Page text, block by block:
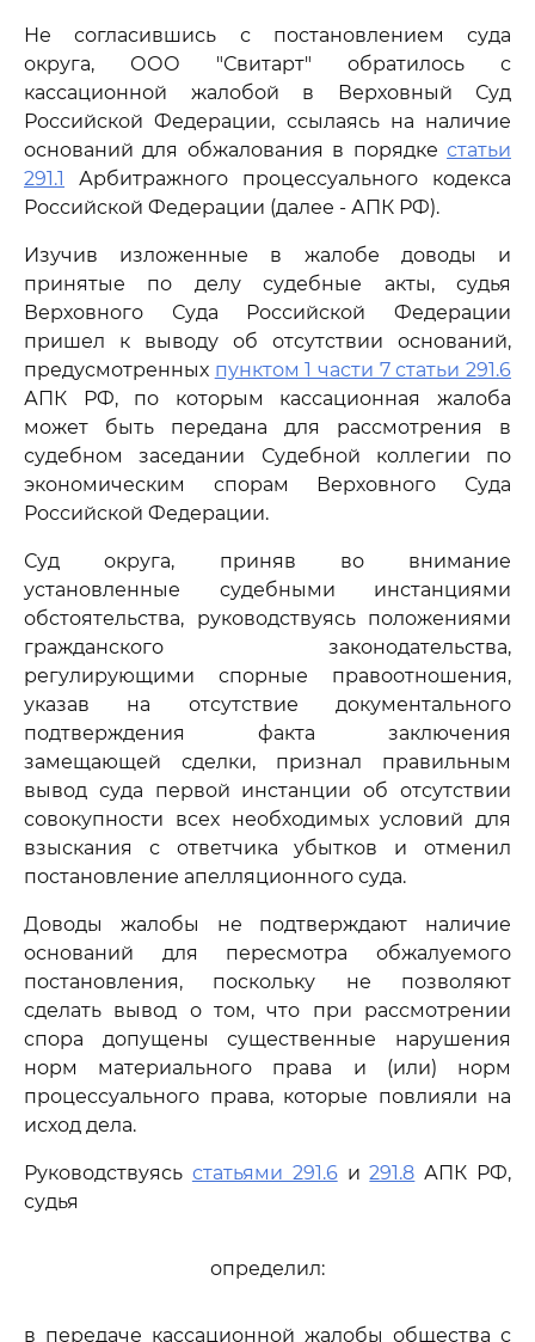
Не согласившись с постановлением суда
округа, ООО "Свитарт" обратилось с
кассационной жалобой в Верховный Суд
Российской Федерации, ссылаясь на наличие
оснований для обжалования в порядке статьи
291.1
Арбитражного процессуального кодекса
Российской Федерации (далее - АПК РФ).
Изучив изложенные в жалобе доводы и
принятые по делу судебные акты, судья
Верховного Суда Российской Федерации
пришел к выводу об отсутствии оснований,
предусмотренных пунктом 1 части 7 статьи 291.6
АПК РФ, по которым кассационная жалоба
может быть передана для рассмотрения в
судебном заседании Судебной коллегии по
экономическим спорам Верховного Суда
Российской Федерации.
Суд округа, приняв во внимание
установленные судебными инстанциями
обстоятельства, руководствуясь положениями
гражданского законодательства,
регулирующими спорные правоотношения,
указав на отсутствие документального
подтверждения факта заключения
замещающей сделки, признал правильным
вывод суда первой инстанции об отсутствии
совокупности всех необходимых условий для
взыскания с ответчика убытков и отменил
постановление апелляционного суда.
Доводы жалобы не подтверждают наличие
оснований для пересмотра обжалуемого
постановления, поскольку не позволяют
сделать вывод о том, что при рассмотрении
спора допущены существенные нарушения
норм материального права и (или) норм
процессуального права, которые повлияли на
исход дела.
Руководствуясь статьями 291.6и291.8 АПК РФ,
судья
определил:
в передаче кассационной жалобы общества с